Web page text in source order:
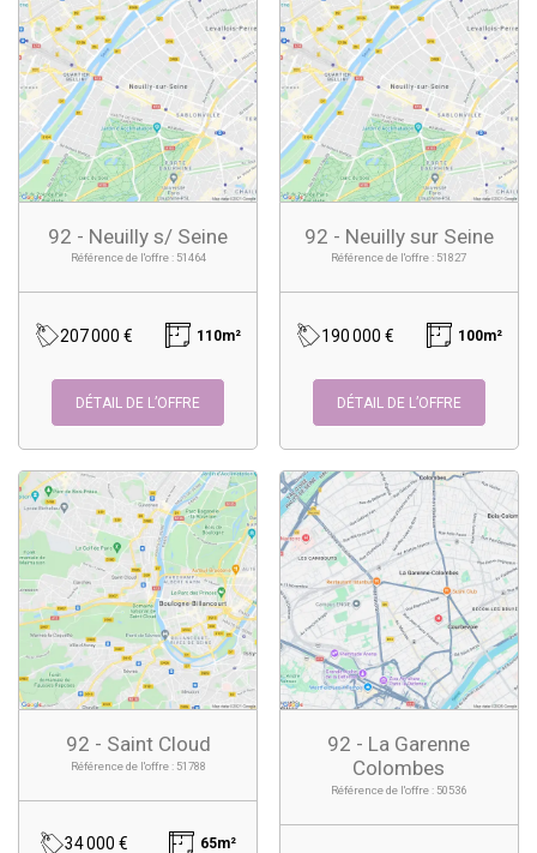
92 - Neuilly s/ Seine
Référence de l'offre : 51464
207 000 € 110m²
DÉTAIL DE L’OFFRE
92 - Neuilly sur Seine
Référence de l'offre : 51827
190 000 € 100m²
DÉTAIL DE L’OFFRE
92 - Saint Cloud
Référence de l'offre : 51788
34 000 € 65m²
92 - La Garenne
Colombes
Référence de l'offre : 50536